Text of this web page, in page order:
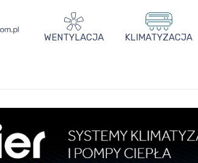
WENTYLACJA KLIMATYZACJA